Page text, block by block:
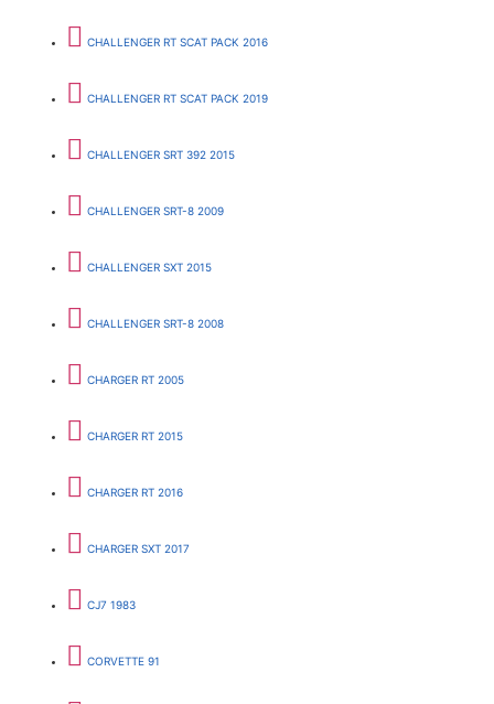
CHALLENGER RT SCAT PACK 2016
CHALLENGER RT SCAT PACK 2019
CHALLENGER SRT 392 2015
CHALLENGER SRT-8 2009
CHALLENGER SXT 2015
CHALLENGER SRT-8 2008
CHARGER RT 2005
CHARGER RT 2015
CHARGER RT 2016
CHARGER SXT 2017
CJ7 1983
CORVETTE 91